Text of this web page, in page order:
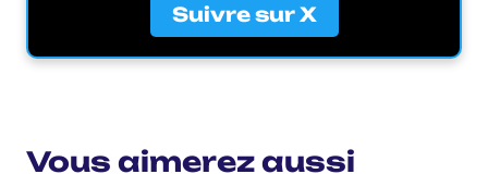
Suivre sur X
Vous aimerez aussi